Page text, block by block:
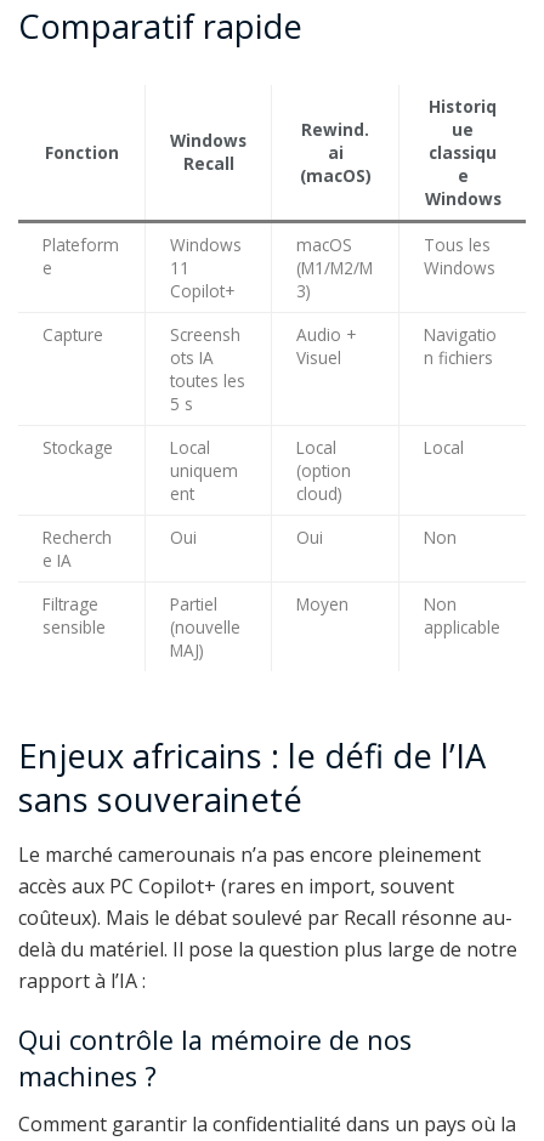
Comparatif rapide
Fonction
Windows
Recall
Rewind.
ai
(macOS)
Historiq
ue
classiqu
e
Windows
Plateform
e
Windows
11
Copilot+
macOS
(M1/M2/M
3)
Tous les
Windows
Capture
Screensh
ots IA
toutes les
5 s
Audio +
Visuel
Navigatio
n fichiers
Stockage
Local
uniquem
ent
Local
(option
cloud)
Local
Recherch
e IA
Oui Oui Non
Filtrage
sensible
Partiel
(nouvelle
MAJ)
Moyen
Non
applicable
Enjeux africains : le défi de l’IA
sans souveraineté
Le marché camerounais n’a pas encore pleinement
accès aux PC Copilot+ (rares en import, souvent
coûteux). Mais le débat soulevé par Recall résonne au-
delà du matériel. Il pose la question plus large de notre
rapport à l’IA :
Qui contrôle la mémoire de nos
machines ?
Comment garantir la confidentialité dans un pays où la